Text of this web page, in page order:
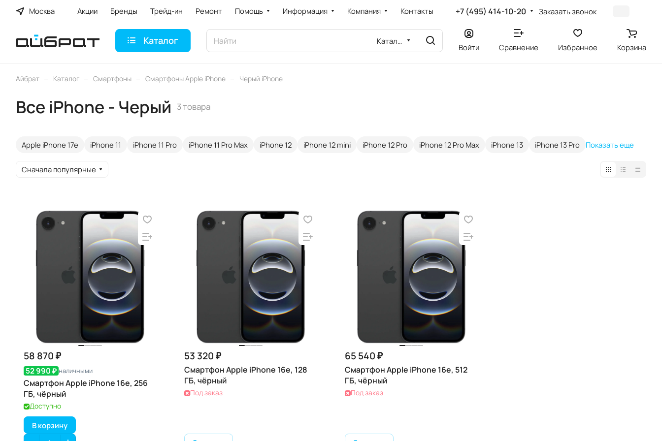
Москва Акции Бренды Трейд-ин Ремонт Помощь Информация Компания Контакты +7 (495) 414-10-20 Заказать звонок
Каталог Каталог
Войти Сравнение Избранное Корзина
Айбрат – Каталог – Смартфоны – Смартфоны Apple iPhone – Черый iPhone
Все iPhone - Черый 3 товара
Apple iPhone 17e iPhone 11 iPhone 11 Pro iPhone 11 Pro Max iPhone 12 iPhone 12 mini iPhone 12 Pro iPhone 12 Pro Max iPhone 13 iPhone 13 Pro Показать еще
Сначала популярные
58 870 ₽
52 990 ₽ наличными
Смартфон Apple iPhone 16e, 256
ГБ, чёрный
Доступно
В корзину
53 320 ₽
Смартфон Apple iPhone 16e, 128
ГБ, чёрный
Под заказ
65 540 ₽
Смартфон Apple iPhone 16e, 512
ГБ, чёрный
Под заказ